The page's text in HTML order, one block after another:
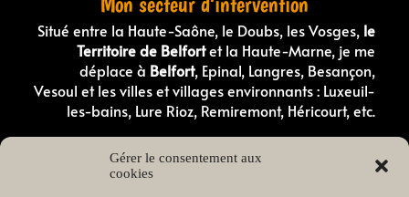
Gérer le consentement aux
cookies
Situé entre la Haute-Saône, le Doubs, les Vosges, le
Territoire de Belfortet la Haute-Marne, je me
déplace à Belfort, Epinal, Langres, Besançon,
Vesoul et les villes et villages environnants : Luxeuil-
les-bains, Lure Rioz, Remiremont, Héricourt, etc.
Comportementaliste canin en Haute-Saone
Comportementaliste canin dans les Vosges